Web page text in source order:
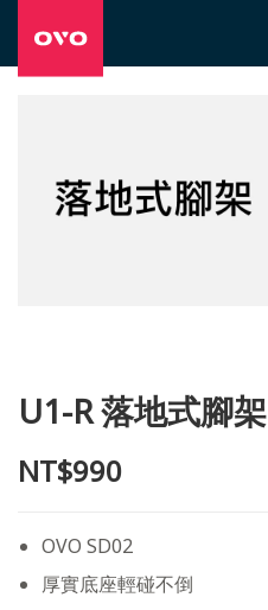
U1-R 落地式腳架
NT$990
OVO SD02
厚實底座輕碰不倒